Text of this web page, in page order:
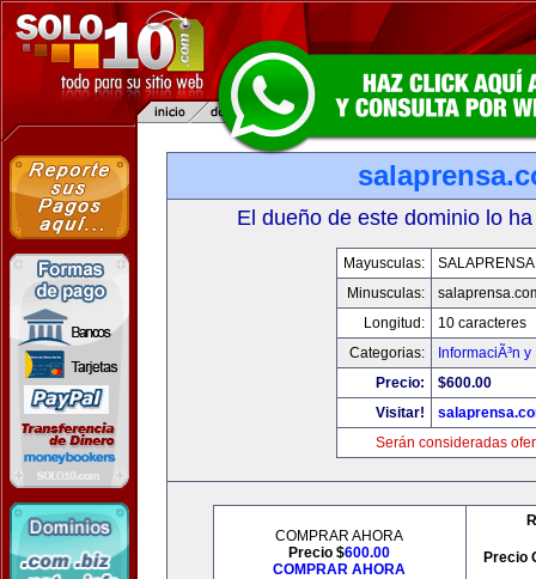
El dueño de este dominio lo
Mayusculas:
Minusculas:
Longitud:
10 caracteres
Categorias:
InformaciÃ³n
Precio:
$600.00
Visitar!
Serán consideradas
COMPRAR AHORA
Precio $600.00
COMPRAR AHORA
Precio